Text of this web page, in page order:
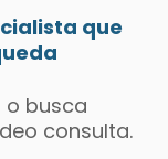
que
busca
consulta.